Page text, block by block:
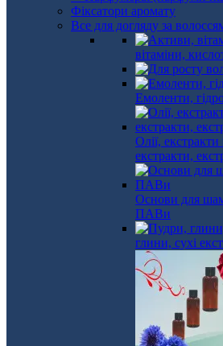
Фіксатори аромату
Все для догляду за
вітаміни,
Емоленти,
Олії,
екстракти,
Основи для
ПАВи
глини, сухі